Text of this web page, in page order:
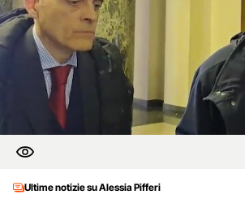
Ultime notizie su Alessia Pifferi